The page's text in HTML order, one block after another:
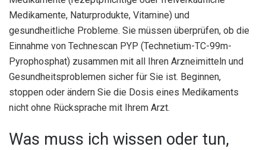
Medikamente, Naturprodukte, Vitamine) und
gesundheitliche Probleme. Sie müssen überprüfen, ob die
Einnahme von Technescan PYP (Technetium-TC-99m-
Pyrophosphat) zusammen mit all Ihren Arzneimitteln und
Gesundheitsproblemen sicher für Sie ist. Beginnen,
stoppen oder ändern Sie die Dosis eines Medikaments
nicht ohne Rücksprache mit Ihrem Arzt.
Was muss ich wissen oder tun,